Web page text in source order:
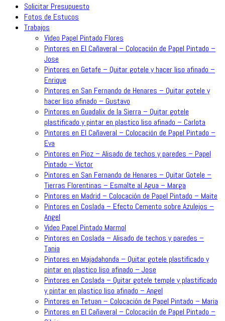
Solicitar Presupuesto
Fotos de Estucos
Trabajos
Video Papel Pintado Flores
Pintores en El Cañaveral – Colocación de Papel Pintado –
Jose
Pintores en Getafe – Quitar gotele y hacer liso afinado –
Enrique
Pintores en San Fernando de Henares – Quitar gotele y
hacer liso afinado – Gustavo
Pintores en Guadalix de la Sierra – Quitar gotele
plastificado y pintar en plastico liso afinado – Carlota
Pintores en El Cañaveral – Colocación de Papel Pintado –
Eva
Pintores en Pioz – Alisado de techos y paredes – Papel
Pintado – Victor
Pintores en San Fernando de Henares – Quitar Gotele –
Tierras Florentinas – Esmalte al Agua – Marga
Pintores en Madrid – Colocación de Papel Pintado – Maite
Pintores en Coslada – Efecto Cemento sobre Azulejos –
Angel
Video Papel Pintado Marmol
Pintores en Coslada – Alisado de techos y paredes –
Tania
Pintores en Majadahonda – Quitar gotele plastificado y
pintar en plastico liso afinado – Jose
Pintores en Coslada – Quitar gotele temple y plastificado
y pintar en plastico liso afinado – Angel
Pintores en Tetuan – Colocación de Papel Pintado – Maria
Pintores en El Cañaveral – Colocación de Papel Pintado –